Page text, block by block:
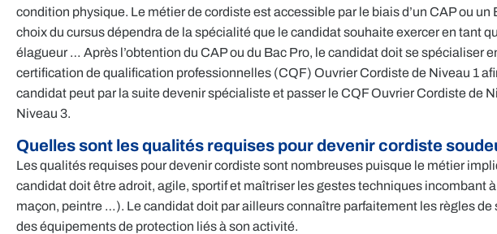
condition physique. Le métier de cordiste est accessible par le biais d’un CAP ou un
choix du cursus dépendra de la spécialité que le candidat souhaite exercer en tant
élagueur … Après l’obtention du CAP ou du Bac Pro, le candidat doit se spécialiser
certification de qualification professionnelles (CQF) Ouvrier Cordiste de Niveau 1
candidat peut par la suite devenir spécialiste et passer le CQF Ouvrier Cordiste de
Niveau 3.
Quelles sont les qualités requises pour devenir cordiste
Les qualités requises pour devenir cordiste sont nombreuses puisque le métier
candidat doit être adroit, agile, sportif et maîtriser les gestes techniques incombant
maçon, peintre …). Le candidat doit par ailleurs connaître parfaitement les règles
des équipements de protection liés à son activité.